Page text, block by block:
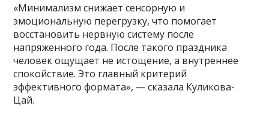
«Минимализм снижает сенсорную и
эмоциональную перегрузку, что помогает
восстановить нервную систему после
напряженного года. После такого праздника
человек ощущает не истощение, а внутреннее
спокойствие. Это главный критерий
эффективного формата», — сказала Куликова-
Цай.